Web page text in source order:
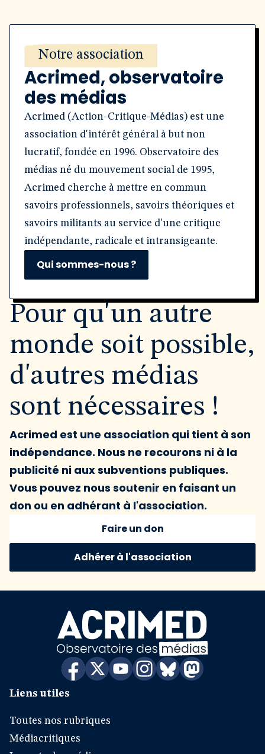
Notre association
Acrimed, observatoire
des médias
Acrimed (Action-Critique-Médias) est une
association d'intérêt général à but non
lucratif, fondée en 1996. Observatoire des
médias né du mouvement social de 1995,
Acrimed cherche à mettre en commun
savoirs professionnels, savoirs théoriques et
savoirs militants au service d'une critique
indépendante, radicale et intransigeante.
Qui sommes-nous ?
Pour qu'un autre
monde soit possible,
d'autres médias
sont nécessaires !
Acrimed est une association qui tient à son
indépendance. Nous ne recourons ni à la
publicité ni aux subventions publiques.
Vous pouvez nous soutenir en faisant un
don ou en adhérant à l'association.
Faire un don
Adhérer à l'association
Liens utiles
Toutes nos rubriques
Médiacritiques